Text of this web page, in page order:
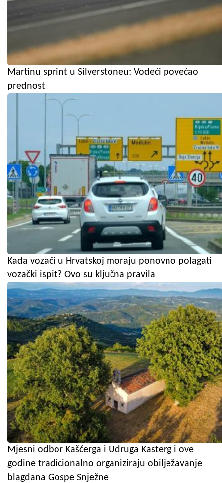
Martinu sprint u Silverstoneu: Vodeći povećao
prednost
Kada vozači u Hrvatskoj moraju ponovno polagati
vozački ispit? Ovo su ključna pravila
Mjesni odbor Kašćerga i Udruga Kasterg i ove
godine tradicionalno organiziraju obilježavanje
blagdana Gospe Snježne